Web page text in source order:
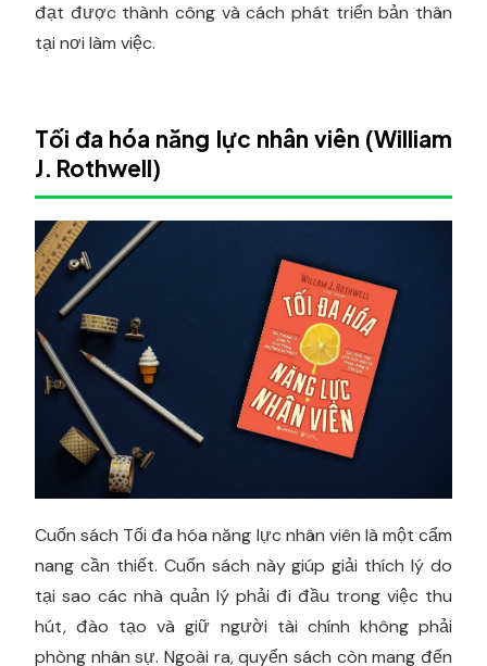
đạt được thành công và cách phát triển bản thân
tại nơi làm việc.
Tối đa hóa năng lực nhân viên (William
J. Rothwell)
Cuốn sách Tối đa hóa năng lực nhân viên là một cẩm
nang cần thiết. Cuốn sách này giúp giải thích lý do
tại sao các nhà quản lý phải đi đầu trong việc thu
hút, đào tạo và giữ người tài chính không phải
phòng nhân sự. Ngoài ra, quyển sách còn mang đến